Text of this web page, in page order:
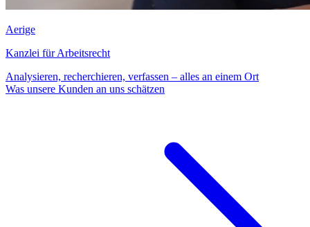
Aerige
Kanzlei für Arbeitsrecht
Analysieren, recherchieren, verfassen – alles an einem Ort
Was unsere Kunden an uns schätzen